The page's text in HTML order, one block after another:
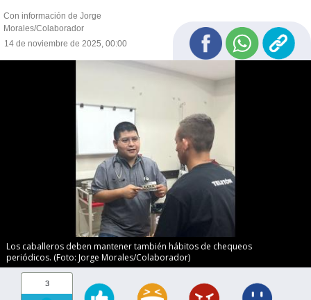
Con información de Jorge
Morales/Colaborador
14 de noviembre de 2025, 00:00
Los caballeros deben mantener también hábitos de chequeos
periódicos. (Foto: Jorge Morales/Colaborador)
3